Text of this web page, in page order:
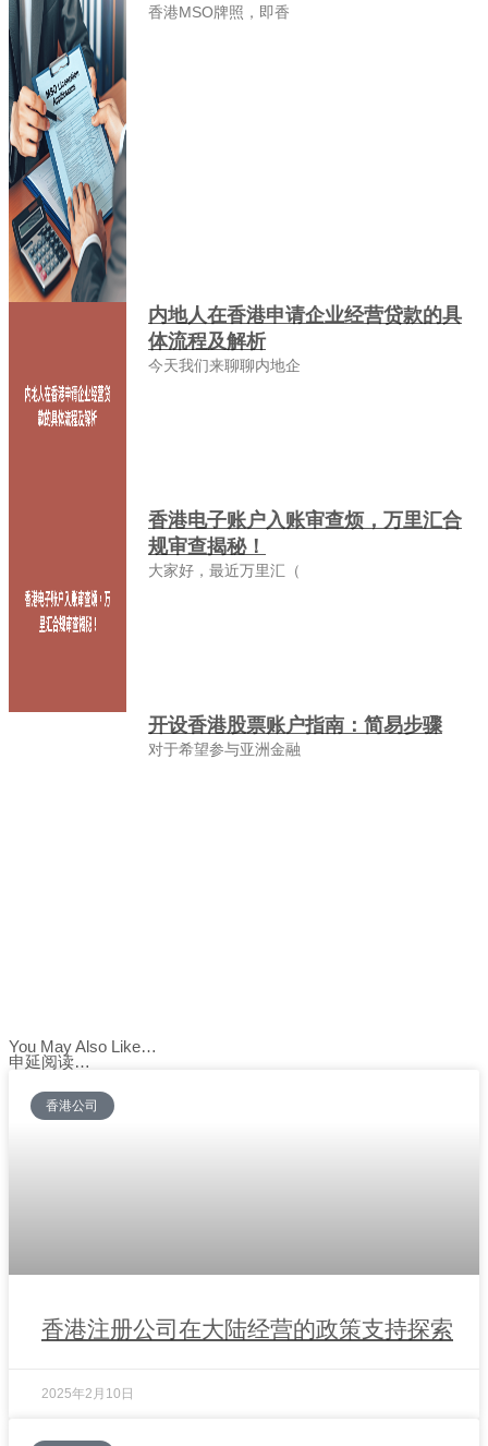
香港MSO牌照，即香
内地人在香港申请企业经营贷款的具
体流程及解析
今天我们来聊聊内地企
香港电子账户入账审查烦，万里汇合
规审查揭秘！
大家好，最近万里汇（
开设香港股票账户指南：简易步骤
对于希望参与亚洲金融
You May Also Like…
申延阅读…
香港公司
香港注册公司在大陆经营的政策支持探索
2025年2月10日